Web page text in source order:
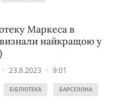
Маркеса в
найкращою у
· 23.8.2023 · 9:01
БІБЛІОТЕКА БАРСЕЛОНА